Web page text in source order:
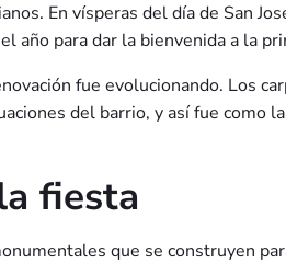
En vísperas del día de San
año para dar la bienvenida a la
fue evolucionando. Los
del barrio, y así fue como
fiesta
que se construyen